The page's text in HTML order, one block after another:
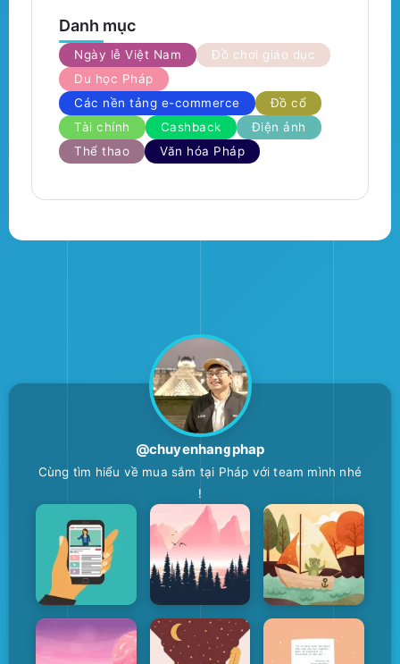
Danh mục
Ngày lễ Việt Nam
Đồ chơi giáo dục
Du học Pháp
Các nền tảng e-commerce
Đồ cổ
Tài chính
Cashback
Điện ảnh
Thể thao
Văn hóa Pháp
@chuyenhangphap
Cùng tìm hiểu về mua sắm tại Pháp với team mình nhé
!